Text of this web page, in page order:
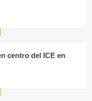
centro del ICE en